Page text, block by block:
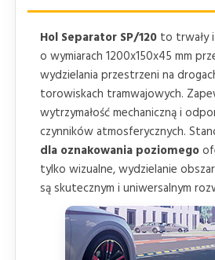
Hol Separator SP/120 to trwały
o wymiarach 1200x150x45 mm
wydzielania przestrzeni na
torowiskach tramwajowych.
wytrzymałość mechaniczną i
czynników atmosferycznych.
dla oznakowania poziomego
tylko wizualne, wydzielanie
są skutecznym i uniwersalnym